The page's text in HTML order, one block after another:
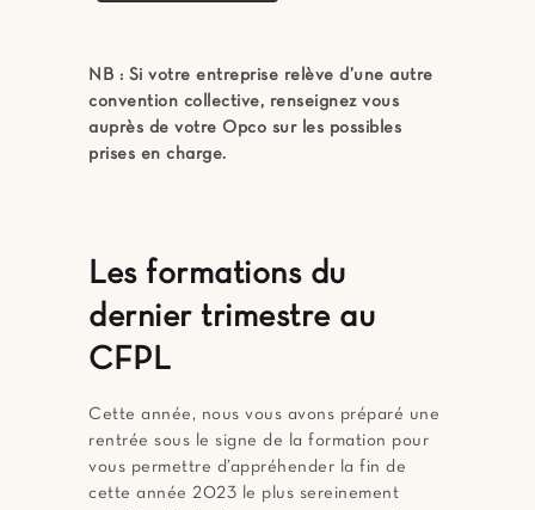
NB : Si votre entreprise relève d’une autre
convention collective, renseignez vous
auprès de votre Opco sur les possibles
prises en charge.
Les formations du
dernier trimestre au
CFPL
Cette année, nous vous avons préparé une
rentrée sous le signe de la formation pour
vous permettre d’appréhender la fin de
cette année 2023 le plus sereinement